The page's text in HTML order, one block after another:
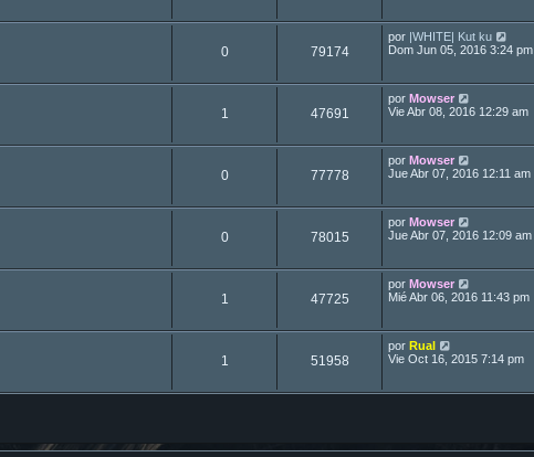
0 79174
por |WHITE| Kut ku
Dom Jun 05, 2016 3:24 pm
1 47691
por Mowser
Vie Abr 08, 2016 12:29 am
0 77778
por Mowser
Jue Abr 07, 2016 12:11 am
0 78015
por Mowser
Jue Abr 07, 2016 12:09 am
1 47725
por Mowser
Mié Abr 06, 2016 11:43 pm
1 51958
por Rual
Vie Oct 16, 2015 7:14 pm